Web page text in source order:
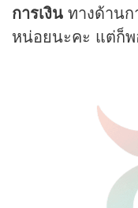
การเงิน ทางด้าน
หน่อยนะคะ แต่ก็